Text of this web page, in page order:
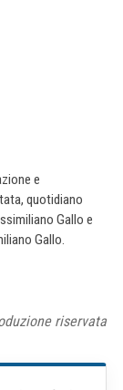
e
quotidiano
Gallo e
Gallo.
riservata